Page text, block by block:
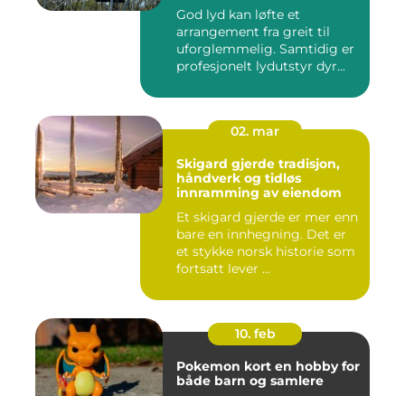
God lyd kan løfte et
arrangement fra greit til
uforglemmelig. Samtidig er
profesjonelt lydutstyr dyr...
02. mar
Skigard gjerde tradisjon,
håndverk og tidløs
innramming av eiendom
Et skigard gjerde er mer enn
bare en innhegning. Det er
et stykke norsk historie som
fortsatt lever ...
10. feb
Pokemon kort en hobby for
både barn og samlere